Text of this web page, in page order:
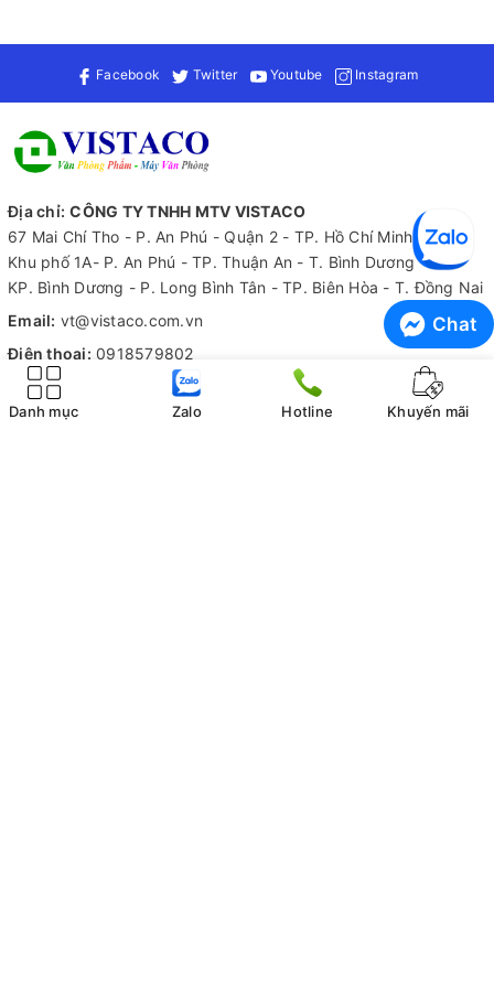
Facebook Twitter Youtube Instagram
Địa chỉ: CÔNG TY TNHH MTV VISTACO
67 Mai Chí Tho - P. An Phú - Quận 2 - TP. Hồ Chí Minh
Khu phố 1A- P. An Phú - TP. Thuận An - T. Bình Dương
KP. Bình Dương - P. Long Bình Tân - TP. Biên Hòa - T. Đồng Nai
Email: vt@vistaco.com.vn
Điện thoại: 0918579802
Zalo: 0918579802
Danh mục Zalo Hotline Khuyến mãi
Chat